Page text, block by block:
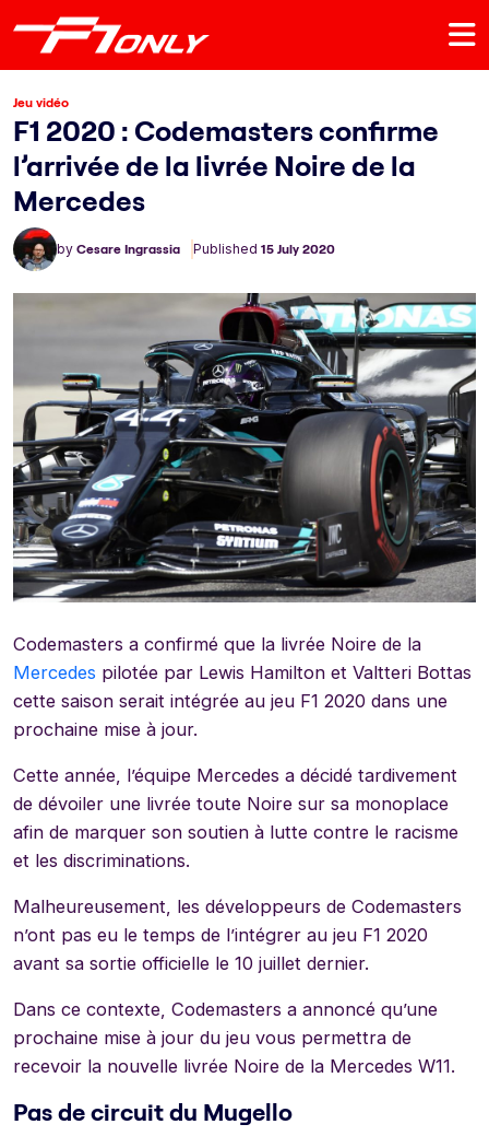
Jeu vidéo
F1 2020 : Codemasters confirme
l’arrivée de la livrée Noire de la
Mercedes
by Cesare Ingrassia Published 15 July 2020
Codemasters a confirmé que la livrée Noire de la
Mercedes pilotée par Lewis Hamilton et Valtteri Bottas
cette saison serait intégrée au jeu F1 2020 dans une
prochaine mise à jour.
Cette année, l’équipe Mercedes a décidé tardivement
de dévoiler une livrée toute Noire sur sa monoplace
afin de marquer son soutien à lutte contre le racisme
et les discriminations.
Malheureusement, les développeurs de Codemasters
n’ont pas eu le temps de l’intégrer au jeu F1 2020
avant sa sortie officielle le 10 juillet dernier.
Dans ce contexte, Codemasters a annoncé qu’une
prochaine mise à jour du jeu vous permettra de
recevoir la nouvelle livrée Noire de la Mercedes W11.
Pas de circuit du Mugello